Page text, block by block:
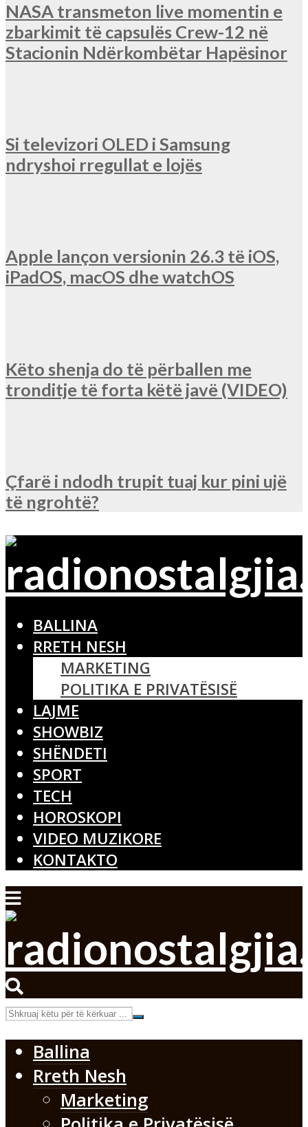
NASA transmeton live momentin e
zbarkimit të capsulës Crew-12 në
Stacionin Ndërkombëtar Hapësinor
Si televizori OLED i Samsung
ndryshoi rregullat e lojës
Apple lançon versionin 26.3 të iOS,
iPadOS, macOS dhe watchOS
Këto shenja do të përballen me
tronditje të forta këtë javë (VIDEO)
Çfarë i ndodh trupit tuaj kur pini ujë
të ngrohtë?
BALLINA
RRETH NESH
MARKETING
POLITIKA E PRIVATËSISË
LAJME
SHOWBIZ
SHËNDETI
SPORT
TECH
HOROSKOPI
VIDEO MUZIKORE
KONTAKTO
Ballina
Rreth Nesh
Marketing